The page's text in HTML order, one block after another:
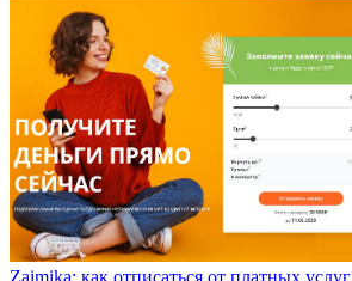
Zaimika: как отписаться от платных услуг